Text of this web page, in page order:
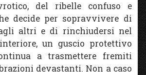
del ribelle confuso e
decide per sopravvivere di
altri e di rinchiudersi nel
un guscio protettivo
a trasmettere fremiti
devastanti. Non a caso